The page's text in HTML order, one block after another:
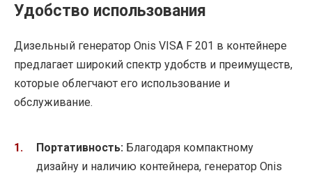
Удобство использования
Дизельный генератор Onis VISA F 201 в контейнере
предлагает широкий спектр удобств и преимуществ,
которые облегчают его использование и
обслуживание.
Портативность: Благодаря компактному
дизайну и наличию контейнера, генератор Onis